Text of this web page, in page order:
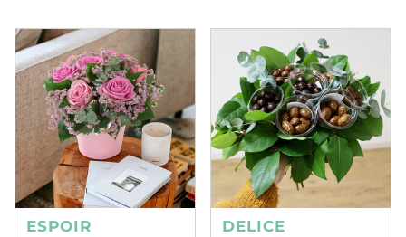
ESPOIR
DELICE